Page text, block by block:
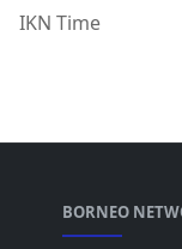
IKN Time
BORNEO